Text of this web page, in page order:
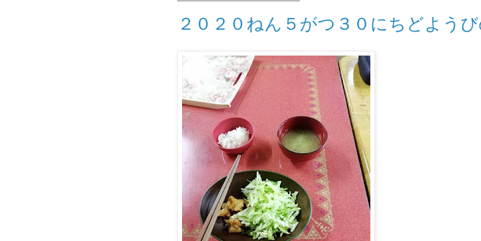
２０２０ねん５がつ３０にちどよう